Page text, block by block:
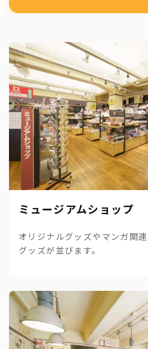
ミュージアムショップ
オリジナルグッズやマンガ関
グッズが並びます。